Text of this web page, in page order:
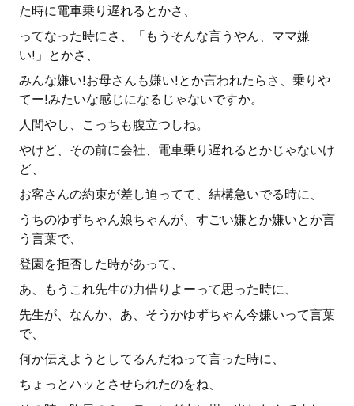
た時に電車乗り遅れるとかさ、
ってなった時にさ、「もうそんな言うやん、ママ嫌
い!」とかさ、
みんな嫌い!お母さんも嫌い!とか言われたらさ、乗りや
てー!みたいな感じになるじゃないですか。
人間やし、こっちも腹立つしね。
やけど、その前に会社、電車乗り遅れるとかじゃないけ
ど、
お客さんの約束が差し迫ってて、結構急いでる時に、
うちのゆずちゃん娘ちゃんが、すごい嫌とか嫌いとか言
う言葉で、
登園を拒否した時があって、
あ、もうこれ先生の力借りよーって思った時に、
先生が、なんか、あ、そうかゆずちゃん今嫌いって言葉
で、
何か伝えようとしてるんだねって言った時に、
ちょっとハッとさせられたのをね、